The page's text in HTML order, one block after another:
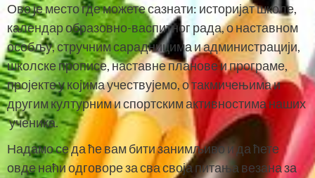
Ово је место где можете сазнати: историјат школе,
календар образовно-васпитног рада, о наставном
особљу, стручним сарадницима и администрацији,
школске прописе, наставне планове и програме,
пројекте у којима учествујемо, о такмичењима и
другим културним и спортским активностима наших
ученика.
Надамо се да ће вам бити занимљиво и да ћете
овде наћи одговоре за сва своја питања везана за